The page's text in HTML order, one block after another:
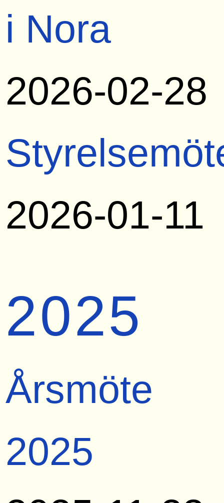
i Nora
2026-02-28
2026-01-11
2025
Årsmöte
2025